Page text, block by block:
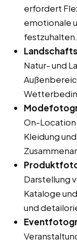
erfordert
emotionale
festzuhalten.
Natur- und
On-Location
Kleidung
Darstellung
Kataloge
und